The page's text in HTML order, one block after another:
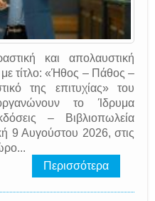
και απολαυστική
τίτλο: «Ήθος – Πάθος –
της επιτυχίας» του
το Ίδρυμα
– Βιβλιοπωλεία
9 Αυγούστου 2026, στις
Περισσότερα